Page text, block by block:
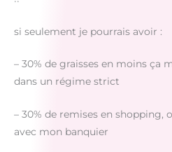
si seulement je pourrais avoir :
– 30% de graisses en moins ça
dans un régime strict
– 30% de remises en shopping,
avec mon banquier